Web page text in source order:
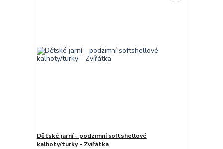
Dětské jarní - podzimní softshellové
kalhoty/turky - Zvířátka